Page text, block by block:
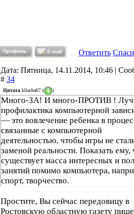
Ответить
Дата: Пятница, 14.11.2014, 10:46 |
# 34
Цитата kllacha67 ( )
Много-ЗА! И много-ПРОТИВ !
профилактика компьютерной
— это вовлечение ребенка в
связанные с компьютерной
деятельностью, чтобы игры не
заменой реальности. Показать ему,
существует масса интересных и
занятий помимо компьютера,
спорт, творчество.
Простите, Вы сейчас передовицу в
Ростовскую областную газету